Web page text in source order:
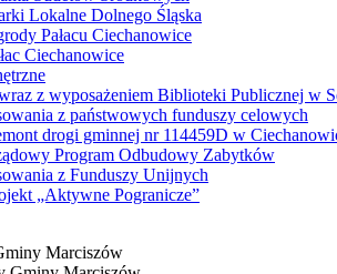
Lokalne Dolnego Śląska
Pałacu Ciechanowice
Ciechanowice
z wyposażeniem Biblioteki Publicznej w
z państwowych funduszy celowych
drogi gminnej nr 114459D w
Program Odbudowy Zabytków
z Funduszy Unijnych
„Aktywne Pogranicze”
Marciszów